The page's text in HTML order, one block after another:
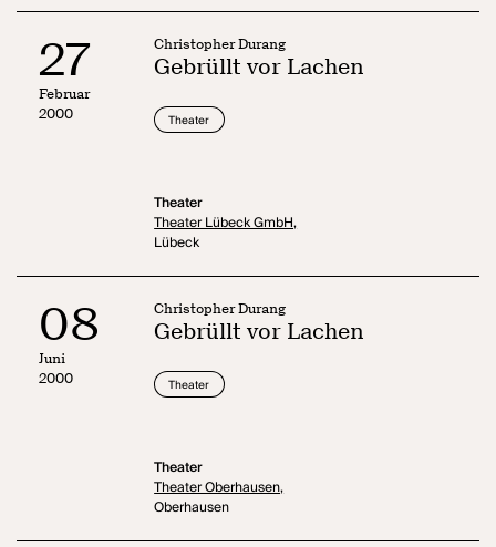
27
Februar
2000
Christopher Durang
Gebrüllt vor Lachen
Theater
Theater
Theater Lübeck GmbH,
Lübeck
08
Juni
2000
Christopher Durang
Gebrüllt vor Lachen
Theater
Theater
Theater Oberhausen,
Oberhausen